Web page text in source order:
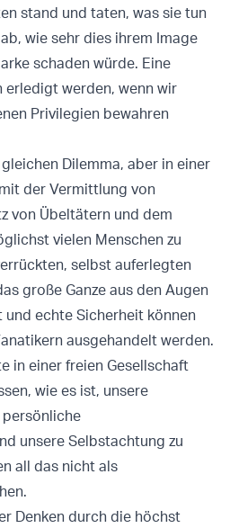
stand und taten, was sie tun
wie sehr dies ihrem Image
schaden würde. Eine
erledigt werden, wenn wir
Privilegien bewahren
Dilemma, aber in einer
der Vermittlung von
von Übeltätern und dem
vielen Menschen zu
selbst auferlegten
große Ganze aus den Augen
und echte Sicherheit können
ausgehandelt werden.
in einer freien Gesellschaft
wie es ist, unsere
unsere Selbstachtung zu
all das nicht als
Denken durch die höchst